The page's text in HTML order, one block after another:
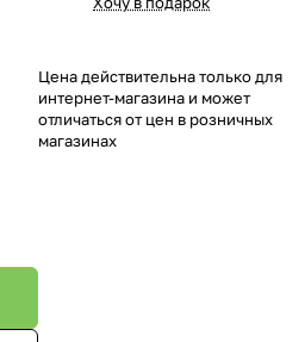
Цена действительна только для
интернет-магазина и может
отличаться от цен в розничных
магазинах